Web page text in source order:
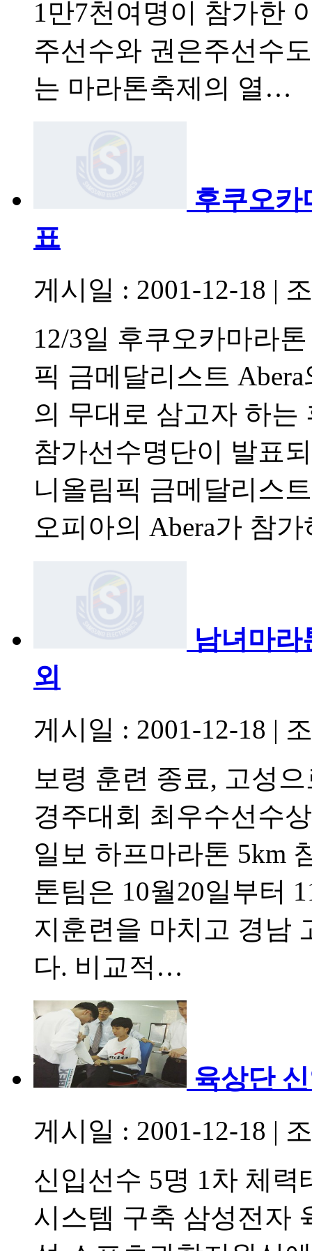
1만7천여명이 참가한
주선수와 권은주선수
는 마라톤축제의 열…
후쿠오카
표
게시일 : 2001-12-18 |
12/3일 후쿠오카마라
픽 금메달리스트
의 무대로 삼고자 하
참가선수명단이 발표
니올림픽 금메달리스
오피아의 Abera가 참
남녀마라
외
게시일 : 2001-12-18 |
보령 훈련 종료, 고성
경주대회 최우수선수
일보 하프마라톤 5km
톤팀은 10월20일부터
지훈련을 마치고 경남
다. 비교적…
육상단
게시일 : 2001-12-18 |
신입선수 5명 1차 체
시스템 구축 삼성전자